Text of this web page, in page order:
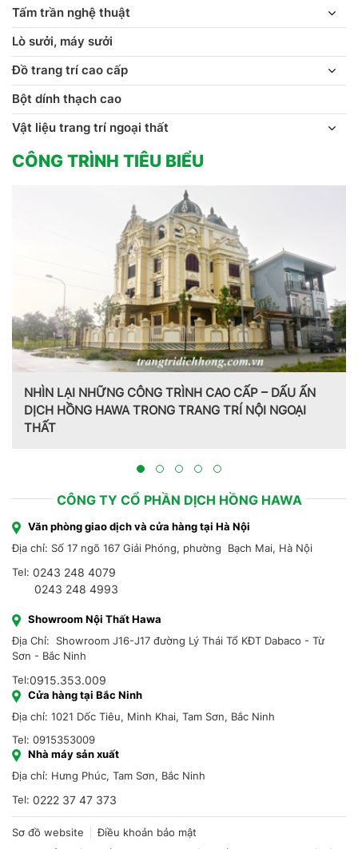
Tấm trần nghệ thuật
Lò sưởi, máy sưởi
Đồ trang trí cao cấp
Bột dính thạch cao
Vật liệu trang trí ngoại thất
CÔNG TRÌNH TIÊU BIỂU
LẠI NHỮNG CÔNG TRÌNH CAO CẤP – DẤU ẤN
HỒNG HAWA TRONG TRANG TRÍ NỘI NGOẠI
CÔNG TY CỔ PHẦN DỊCH HỒNG HAWA
Văn phòng giao dịch và cửa hàng tại Hà Nội
Địa chỉ: Số 17 ngõ 167 Giải Phóng, phường Bạch Mai, Hà Nội
Tel: 0243 248 4079
0243 248 4993
Showroom Nội Thất Hawa
Địa Chỉ: Showroom J16-J17 đường Lý Thái Tổ KĐT Dabaco - Từ
Sơn - Bắc Ninh
Tel:0915.353.009
Cửa hàng tại Bắc Ninh
Địa chỉ: 1021 Dốc Tiêu, Minh Khai, Tam Sơn, Bắc Ninh
Tel: 0915353009
Nhà máy sản xuất
Địa chỉ: Hưng Phúc, Tam Sơn, Bắc Ninh
Tel: 0222 37 47 373
Sơ đồ website
Điều khoản bảo mật